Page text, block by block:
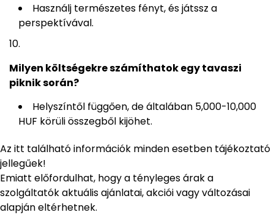
Használj természetes fényt, és játssz a
perspektívával.
Milyen költségekre számíthatok egy tavaszi
piknik során?
Helyszíntől függően, de általában 5,000-10,000
HUF körüli összegből kijöhet.
Az itt található információk minden esetben tájékoztató
jellegűek!
Emiatt előfordulhat, hogy a tényleges árak a
szolgáltatók aktuális ajánlatai, akciói vagy változásai
alapján eltérhetnek.